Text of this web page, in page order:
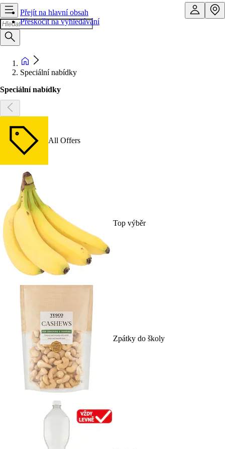
Přejít na hlavní obsah
Přeskočit na vyhledávání
Speciální nabídky
Speciální nabídky
All Offers
Top výběr
Zpátky do školy